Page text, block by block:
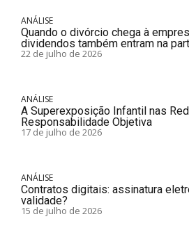
ANÁLISE
Quando o divórcio chega à
dividendos também entram na
22 de julho de 2026
ANÁLISE
A Superexposição Infantil nas
Responsabilidade Objetiva
17 de julho de 2026
ANÁLISE
Contratos digitais: assinatura
validade?
15 de julho de 2026